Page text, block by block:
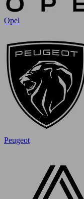
Opel
Peugeot